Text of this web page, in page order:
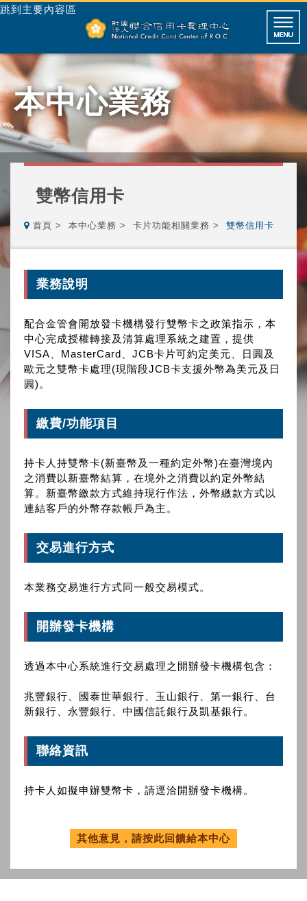
跳到主要內容區
本中心業務
雙幣信用卡
首頁 本中心業務 卡片功能相關業務 雙幣信用卡
業務說明
配合金管會開放發卡機構發行雙幣卡之政策指示，本
中心完成授權轉接及清算處理系統之建置，提供
VISA、MasterCard、JCB卡片可約定美元、日圓及
歐元之雙幣卡處理(現階段JCB卡支援外幣為美元及日
圓)。
繳費/功能項目
持卡人持雙幣卡(新臺幣及一種約定外幣)在臺灣境內
之消費以新臺幣結算，在境外之消費以約定外幣結
算。新臺幣繳款方式維持現行作法，外幣繳款方式以
連結客戶的外幣存款帳戶為主。
交易進行方式
本業務交易進行方式同一般交易模式。
開辦發卡機構
透過本中心系統進行交易處理之開辦發卡機構包含：
兆豐銀行、國泰世華銀行、玉山銀行、第一銀行、台
新銀行、永豐銀行、中國信託銀行及凱基銀行。
聯絡資訊
持卡人如擬申辦雙幣卡，請逕洽開辦發卡機構。
其他意見，請按此回饋給本中心